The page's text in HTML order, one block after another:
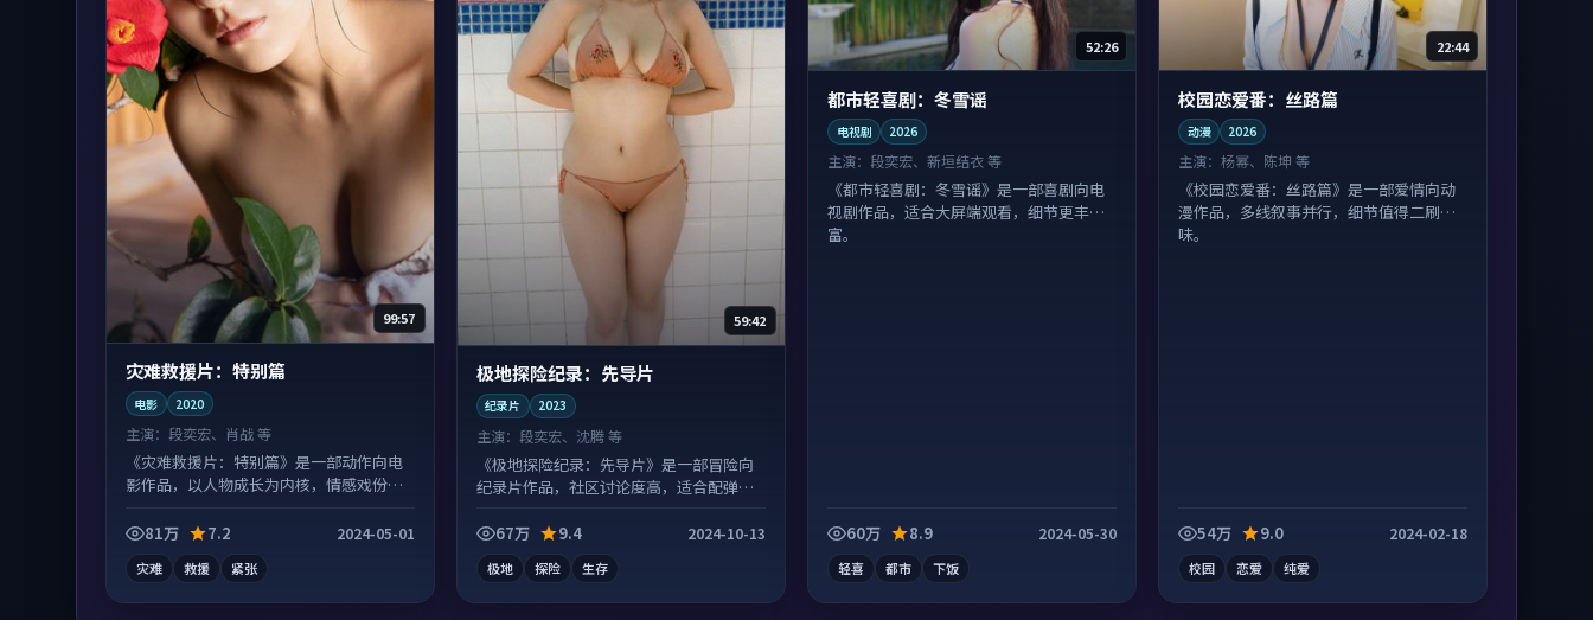
99:57
灾难救援片：特别篇
电影 2020
主演： 段奕宏、肖战 等
《灾难救援片：特别篇》是一部动作向电
影作品，以人物成长为内核，情感戏份扎
81万
7.2 2024-05-01
灾难 救援 紧张
59:42
极地探险纪录：先导片
纪录片 2023
主演：段奕宏、沈腾 等
《极地探险纪录：先导片》是一部冒险向
纪录片作品，社区讨论度高，适合配弹幕
67万
9.4 2024-10-13
极地 探险 生存
52:26
都市轻喜剧：冬雪谣
电视剧 2026
主演：段奕宏、新垣结衣 等
《都市轻喜剧：冬雪谣》是一部喜剧向电
视剧作品，适合大屏端观看，细节更丰
富。
60万 8.9 2024-05-30
轻喜 都市 下饭
22:44
校园恋爱番：丝路篇
动漫 2026
主演：杨幂、陈坤 等
《校园恋爱番：丝路篇》是一部爱情向动
漫作品，多线叙事并行，细节值得二刷回
味。
54万 9.0 2024-02-18
校园 恋爱 纯爱